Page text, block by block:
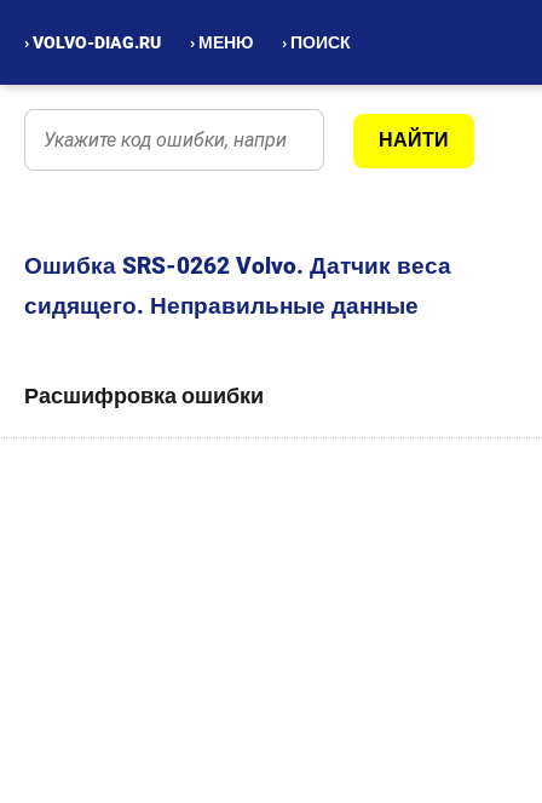
› VOLVO-DIAG.RU › МЕНЮ › ПОИСК
Ошибка SRS-0262 Volvo. Датчик веса
сидящего. Неправильные данные
Расшифровка ошибки